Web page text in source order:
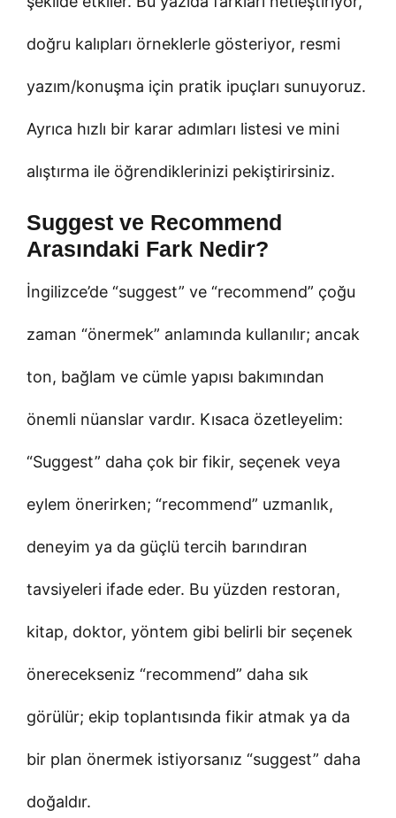
doğru kalıpları örneklerle gösteriyor, resmi
yazım/konuşma için pratik ipuçları sunuyoruz.
Ayrıca hızlı bir karar adımları listesi ve mini
alıştırma ile öğrendiklerinizi pekiştirirsiniz.
Suggest ve Recommend
Arasındaki Fark Nedir?
İngilizce’de “suggest” ve “recommend” çoğu
zaman “önermek” anlamında kullanılır; ancak
ton, bağlam ve cümle yapısı bakımından
önemli nüanslar vardır. Kısaca özetleyelim:
“Suggest” daha çok bir fikir, seçenek veya
eylem önerirken; “recommend” uzmanlık,
deneyim ya da güçlü tercih barındıran
tavsiyeleri ifade eder. Bu yüzden restoran,
kitap, doktor, yöntem gibi belirli bir seçenek
önerecekseniz “recommend” daha sık
görülür; ekip toplantısında fikir atmak ya da
bir plan önermek istiyorsanız “suggest” daha
doğaldır.